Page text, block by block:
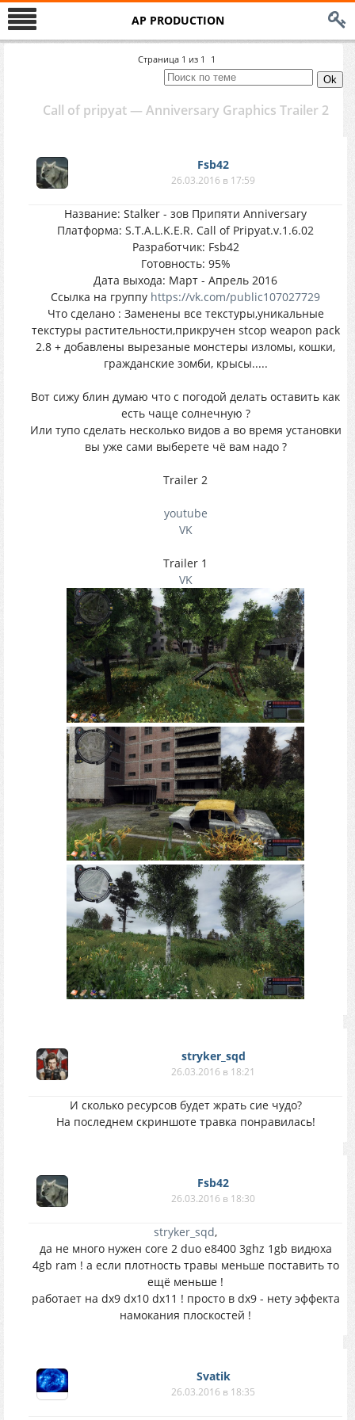
AP PRODUCTION
Страница 1 из 1 1
Сall of pripyat — Anniversary Graphics Trailer 2
Fsb42
26.03.2016 в 17:59
Название: Stalker - зов Припяти Anniversary
Платформа: S.T.A.L.K.E.R. Call of Pripyat.v.1.6.02
Разработчик: Fsb42
Готовность: 95%
Дата выхода: Март - Апрель 2016
Ссылка на группу https://vk.com/public107027729
Что сделано : Заменены все текстуры,уникальные
текстуры растительности,прикручен stcop weapon pack
2.8 + добавлены вырезаные монстеры изломы, кошки,
гражданские зомби, крысы.....
Вот сижу блин думаю что с погодой делать оставить как
есть чаще солнечную ?
Или тупо сделать несколько видов а во время установки
вы уже сами выберете чё вам надо ?
Trailer 2
youtube
VK
Trailer 1
VK
stryker_sqd
26.03.2016 в 18:21
И сколько ресурсов будет жрать сие чудо?
На последнем скриншоте травка понравилась!
Fsb42
26.03.2016 в 18:30
stryker_sqd,
да не много нужен core 2 duo e8400 3ghz 1gb видюха
4gb ram ! а если плотность травы меньше поставить то
ещё меньше !
работает на dx9 dx10 dx11 ! просто в dx9 - нету эффекта
намокания плоскостей !
Svatik
26.03.2016 в 18:35